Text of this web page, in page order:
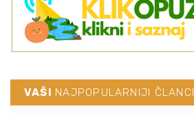
VAŠI NAJPOPULARNIJI ČLANCI